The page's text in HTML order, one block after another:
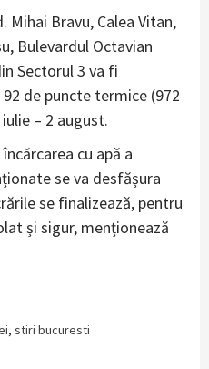
Mihai Bravu, Calea Vitan,
Bulevardul Octavian
Sectorul 3 va fi
de puncte termice (972
– 2 august.
cu apă a
se va desfășura
se finalizează, pentru
și sigur, menționează
, stiri bucuresti